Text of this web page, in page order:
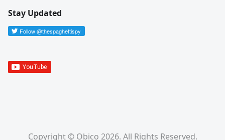
Stay Updated
Copyright © Obico 2026. All Rights Reserved.